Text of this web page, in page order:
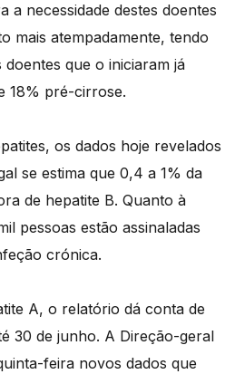
a necessidade destes doentes
mais atempadamente, tendo
que o iniciaram já
18% pré-cirrose.
os dados hoje revelados
se estima que 0,4 a 1% da
de hepatite B. Quanto à
pessoas estão assinaladas
crónica.
A, o relatório dá conta de
30 de junho. A Direção-geral
feira novos dados que